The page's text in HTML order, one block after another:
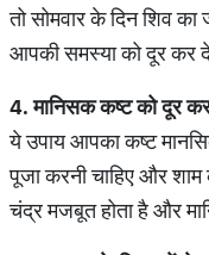
तो सोमवार के दिन शिव
आपकी समस्या को दूर कर
4.मानिसककष्टकोदूर
ये उपाय आपका कष्ट
पूजा करनी चाहिए और
चंद्र मजबूत होता है और